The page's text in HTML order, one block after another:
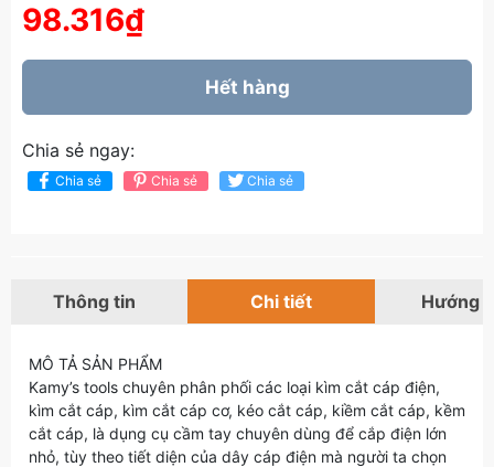
98.316₫
Hết hàng
Chia sẻ ngay:
Chia sẻ Chia sẻ Chia sẻ
Thông tin Chi tiết Hướng
MÔ TẢ SẢN PHẨM
Kamy’s tools chuyên phân phối các loại kìm cắt cáp điện,
kìm cắt cáp, kìm cắt cáp cơ, kéo cắt cáp, kiềm cắt cáp, kềm
cắt cáp, là dụng cụ cầm tay chuyên dùng để cắp điện lớn
nhỏ, tùy theo tiết diện của dây cáp điện mà người ta chọn